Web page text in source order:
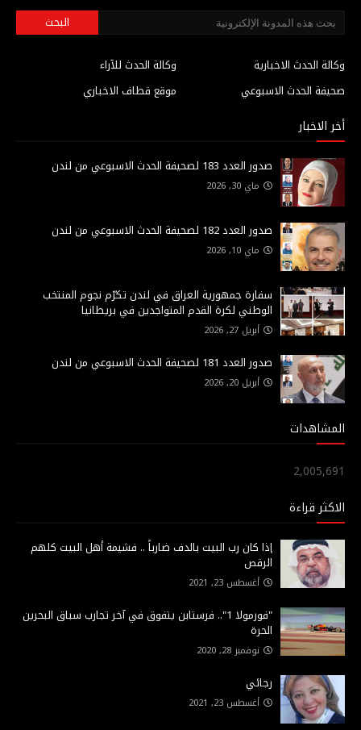
وكالة الحدث للآراء
وكالة الحدث الاخبارية
موقع قطاف الاخباري
صحيفة الحدث الاسبوعي
أخر الاخبار
صدور العدد 183 لصحيفة الحدث الاسبوعي من لندن
ماي 30, 2026
صدور العدد 182 لصحيفة الحدث الاسبوعي من لندن
ماي 10, 2026
سفارة جمهورية العراق في لندن تكرّم نجوم المنتخب
الوطني لكرة القدم المتواجدين في بريطانيا
أبريل 27, 2026
صدور العدد 181 لصحيفة الحدث الاسبوعي من لندن
أبريل 20, 2026
المشاهدات
2,005,691
الاكثر قراءة
إذا كان رب البيت بالدف ضارباً .. فشيمة أهل البيت كلهم
الرقص
أغسطس 23, 2021
"فورمولا 1".. فرستابن يتفوق في آخر تجارب سباق البحرين
الحرة
نوفمبر 28, 2020
رجائي
أغسطس 23, 2021